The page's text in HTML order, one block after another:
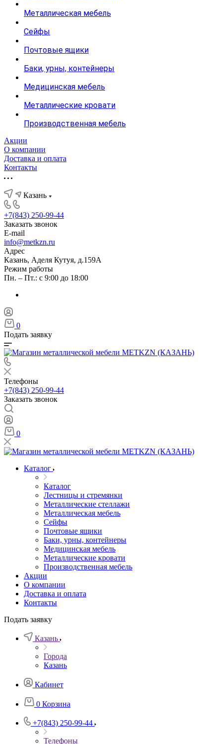
Металлическая мебель
Сейфы
Почтовые ящики
Баки, урны, контейнеры
Медицинская мебель
Металлические кровати
Производственная мебель
Акции
О компании
Доставка и оплата
Контакты
Казань
+7(843) 250-99-44
Заказать звонок
E-mail
info@metkzn.ru
Адрес
Казань, Аделя Кутуя, д.159А
Режим работы
Пн. – Пт.: с 9:00 до 18:00
0
Подать заявку
Телефоны
+7(843) 250-99-44
Заказать звонок
0
Каталог
Каталог
Лестницы и стремянки
Металлические стеллажи
Металлическая мебель
Сейфы
Почтовые ящики
Баки, урны, контейнеры
Медицинская мебель
Металлические кровати
Производственная мебель
Акции
О компании
Доставка и оплата
Контакты
Подать заявку
Казань
Города
Казань
Кабинет
0 Корзина
+7(843) 250-99-44
Телефоны